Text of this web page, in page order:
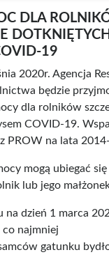
DLA
DOTKNIĘTYCH
19
2020r. Agencja
będzie
dla rolników
COVID-19.
PROW na lata
mogą ubiegać
lub jego
na dzień 1 marca
co najmniej
gatunku